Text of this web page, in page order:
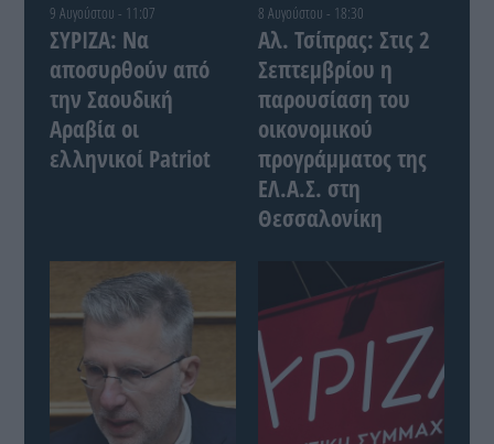
9 Αυγούστου - 11:07
ΣΥΡΙΖΑ: Να
αποσυρθούν από
την Σαουδική
Αραβία οι
ελληνικοί Patriot
8 Αυγούστου - 18:30
Αλ. Τσίπρας: Στις 2
Σεπτεμβρίου η
παρουσίαση του
οικονομικού
προγράμματος της
ΕΛ.Α.Σ. στη
Θεσσαλονίκη